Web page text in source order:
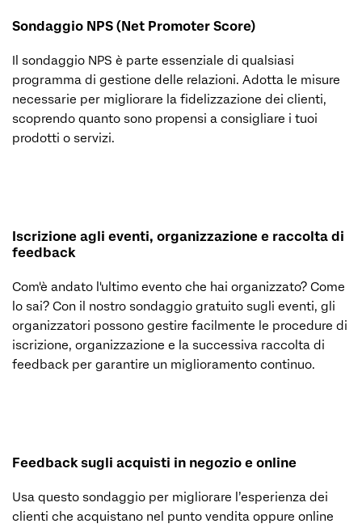
Sondaggio NPS (Net Promoter Score)
Il sondaggio NPS è parte essenziale di qualsiasi
programma di gestione delle relazioni. Adotta le misure
necessarie per migliorare la fidelizzazione dei clienti,
scoprendo quanto sono propensi a consigliare i tuoi
prodotti o servizi.
Iscrizione agli eventi, organizzazione e raccolta di
feedback
Com'è andato l'ultimo evento che hai organizzato? Come
lo sai? Con il nostro sondaggio gratuito sugli eventi, gli
organizzatori possono gestire facilmente le procedure di
iscrizione, organizzazione e la successiva raccolta di
feedback per garantire un miglioramento continuo.
Feedback sugli acquisti in negozio e online
Usa questo sondaggio per migliorare l’esperienza dei
clienti che acquistano nel punto vendita oppure online